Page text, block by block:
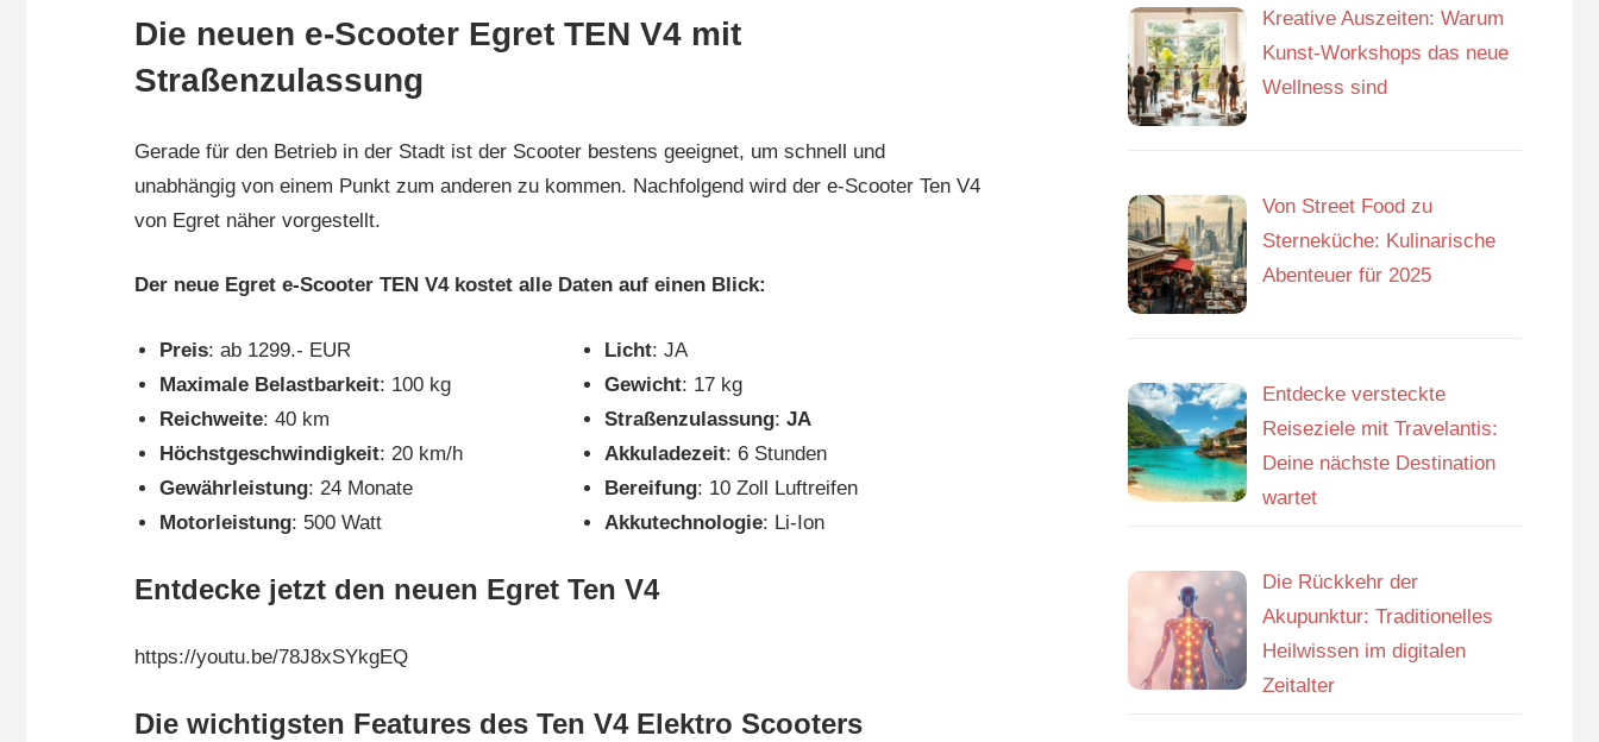
Die neuen e-Scooter Egret TEN V4 mit
Straßenzulassung
Gerade für den Betrieb in der Stadt ist der Scooter bestens geeignet, um schnell und
unabhängig von einem Punkt zum anderen zu kommen. Nachfolgend wird der e-Scooter Ten V4
von Egret näher vorgestellt.
Der neue Egret e-Scooter TEN V4 kostet alle Daten auf einen Blick:
Preis: ab 1299.- EUR
Maximale Belastbarkeit: 100 kg
Reichweite: 40 km
Höchstgeschwindigkeit: 20 km/h
Gewährleistung: 24 Monate
Motorleistung: 500 Watt
Licht: JA
Gewicht: 17 kg
Straßenzulassung:JA
Akkuladezeit: 6 Stunden
Bereifung: 10 Zoll Luftreifen
Akkutechnologie: Li-Ion
Entdecke jetzt den neuen Egret Ten V4
https://youtu.be/78J8xSYkgEQ
Die wichtigsten Features des Ten V4 Elektro Scooters
Kreative Auszeiten: Warum
Kunst-Workshops das neue
Wellness sind
Von Street Food zu
Sterneküche: Kulinarische
Abenteuer für 2025
Entdecke versteckte
Reiseziele mit Travelantis:
Deine nächste Destination
wartet
Die Rückkehr der
Akupunktur: Traditionelles
Heilwissen im digitalen
Zeitalter